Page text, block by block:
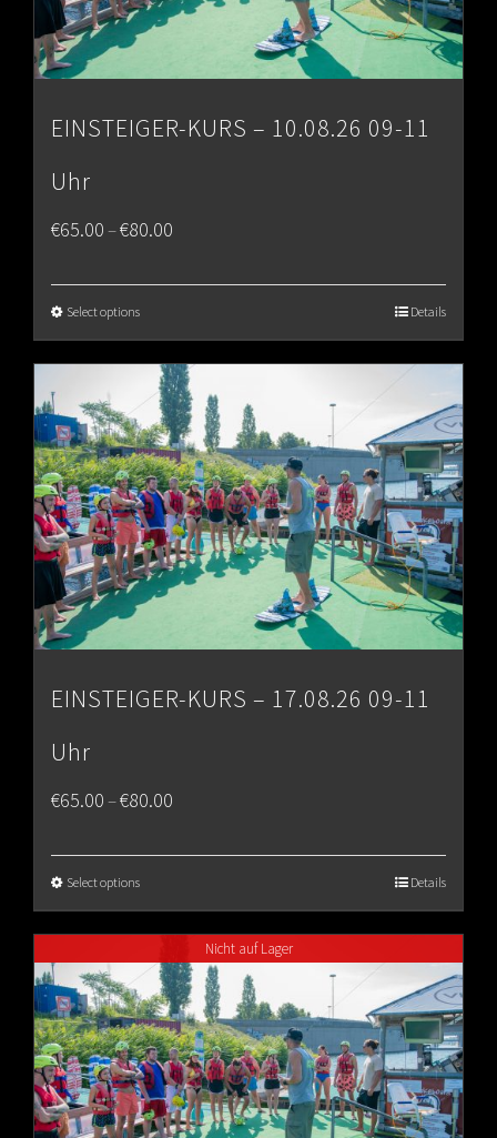
EINSTEIGER-KURS – 10.08.26 09-11
Uhr
€65.00–€80.00
€80.00
Select options Details
EINSTEIGER-KURS – 17.08.26 09-11
Uhr
€65.00–€80.00
€80.00
Select options Details
Nicht auf Lager